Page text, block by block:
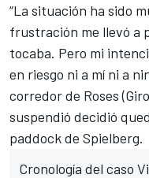
“La situación ha sido
frustración me llevó a
tocaba. Pero mi
en riesgo ni a mí ni a
corredor de Roses
suspendió decidió
paddock de Spielberg.
Cronología del caso